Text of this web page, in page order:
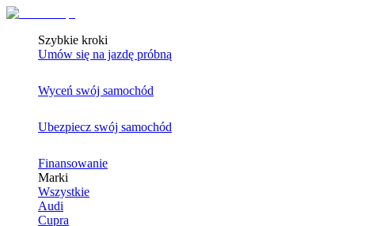
Szybkie kroki
Umów się na jazdę próbną
Wyceń swój samochód
Ubezpiecz swój samochód
Finansowanie
Marki
Wszystkie
Audi
Cupra